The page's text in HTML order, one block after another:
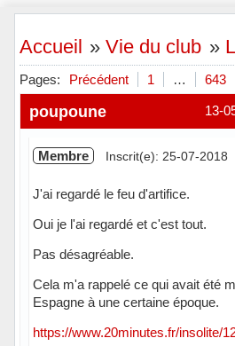
Accueil »Vie du club »
Pages: Précédent 1 … 643
13-
poupoune
Membre Inscrit(e): 25-07-2018
J'ai regardé le feu d'artifice.
Oui je l'ai regardé et c'est tout.
Pas désagréable.
Cela m'a rappelé ce qui avait été
Espagne à une certaine époque.
https://www.20minutes.fr/insolite/